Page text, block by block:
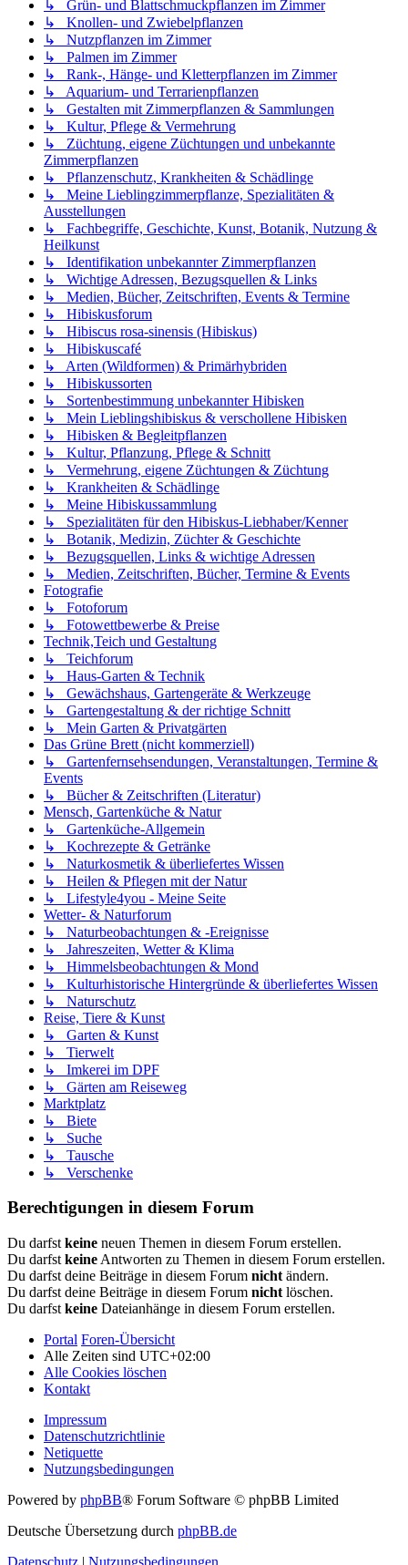
↳ Grün- und Blattschmuckpflanzen im Zimmer
↳ Knollen- und Zwiebelpflanzen
↳ Nutzpflanzen im Zimmer
↳ Palmen im Zimmer
↳ Rank-, Hänge- und Kletterpflanzen im Zimmer
↳ Aquarium- und Terrarienpflanzen
↳ Gestalten mit Zimmerpflanzen & Sammlungen
↳ Kultur, Pflege & Vermehrung
↳ Züchtung, eigene Züchtungen und unbekannte
Zimmerpflanzen
↳ Pflanzenschutz, Krankheiten & Schädlinge
↳ Meine Lieblingzimmerpflanze, Spezialitäten &
Ausstellungen
↳ Fachbegriffe, Geschichte, Kunst, Botanik, Nutzung &
Heilkunst
↳ Identifikation unbekannter Zimmerpflanzen
↳ Wichtige Adressen, Bezugsquellen & Links
↳ Medien, Bücher, Zeitschriften, Events & Termine
↳ Hibiskusforum
↳ Hibiscus rosa-sinensis (Hibiskus)
↳ Hibiskuscafé
↳ Arten (Wildformen) & Primärhybriden
↳ Hibiskussorten
↳ Sortenbestimmung unbekannter Hibisken
↳ Mein Lieblingshibiskus & verschollene Hibisken
↳ Hibisken & Begleitpflanzen
↳ Kultur, Pflanzung, Pflege & Schnitt
↳ Vermehrung, eigene Züchtungen & Züchtung
↳ Krankheiten & Schädlinge
↳ Meine Hibiskussammlung
↳ Spezialitäten für den Hibiskus-Liebhaber/Kenner
↳ Botanik, Medizin, Züchter & Geschichte
↳ Bezugsquellen, Links & wichtige Adressen
↳ Medien, Zeitschriften, Bücher, Termine & Events
Fotografie
↳ Fotoforum
↳ Fotowettbewerbe & Preise
Technik,Teich und Gestaltung
↳ Teichforum
↳ Haus-Garten & Technik
↳ Gewächshaus, Gartengeräte & Werkzeuge
↳ Gartengestaltung & der richtige Schnitt
↳ Mein Garten & Privatgärten
Das Grüne Brett (nicht kommerziell)
↳ Gartenfernsehsendungen, Veranstaltungen, Termine &
Events
↳ Bücher & Zeitschriften (Literatur)
Mensch, Gartenküche & Natur
↳ Gartenküche-Allgemein
↳ Kochrezepte & Getränke
↳ Naturkosmetik & überliefertes Wissen
↳ Heilen & Pflegen mit der Natur
↳ Lifestyle4you - Meine Seite
Wetter- & Naturforum
↳ Naturbeobachtungen & -Ereignisse
↳ Jahreszeiten, Wetter & Klima
↳ Himmelsbeobachtungen & Mond
↳ Kulturhistorische Hintergründe & überliefertes Wissen
↳ Naturschutz
Reise, Tiere & Kunst
↳ Garten & Kunst
↳ Tierwelt
↳ Imkerei im DPF
↳ Gärten am Reiseweg
Marktplatz
↳ Biete
↳ Suche
↳ Tausche
↳ Verschenke
Berechtigungen in diesem Forum
Du darfst keine neuen Themen in diesem Forum erstellen.
Du darfst keine Antworten zu Themen in diesem Forum erstellen.
Du darfst deine Beiträge in diesem Forum nicht ändern.
Du darfst deine Beiträge in diesem Forum nicht löschen.
Du darfst keine Dateianhänge in diesem Forum erstellen.
Portal Foren-Übersicht
Alle Zeiten sind UTC+02:00
Alle Cookies löschen
Kontakt
Impressum
Datenschutzrichtlinie
Netiquette
Nutzungsbedingungen
Powered by phpBB® Forum Software © phpBB Limited
Deutsche Übersetzung durch phpBB.de
Datenschutz | Nutzungsbedingungen